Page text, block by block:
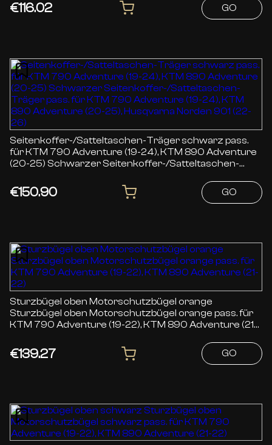
€116.02 GO
Seitenkoffer-/Satteltaschen-Träger schwarz pass.
für KTM 790 Adventure (19-24), KTM 890 Adventure
(20-25) Schwarzer Seitenkoffer-/Satteltaschen-
890 Adventure (20-25), Husqvarna Norden 901 (22-
26)
€150.90 GO
Sturzbügel oben Motorschutzbügel orange
Sturzbügel oben Motorschutzbügel orange pass. für
KTM 790 Adventure (19-22), KTM 890 Adventure (21-
€139.27 GO